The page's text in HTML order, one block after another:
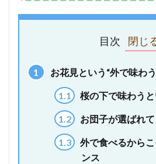
目次
1 お花見という“外で味わ
1.1 桜の下で味わう
1.2 お団子が選ばれ
1.3
外で食べるから
ンス